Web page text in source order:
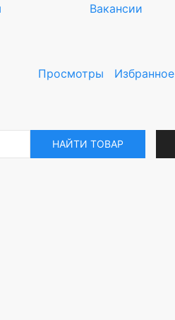
Вакансии
Просмотры Избранное
НАЙТИ ТОВАР